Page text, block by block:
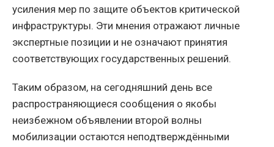
усиления мер по защите объектов критической
инфраструктуры. Эти мнения отражают личные
экспертные позиции и не означают принятия
соответствующих государственных решений.
Таким образом, на сегодняшний день все
распространяющиеся сообщения о якобы
неизбежном объявлении второй волны
мобилизации остаются неподтверждёнными